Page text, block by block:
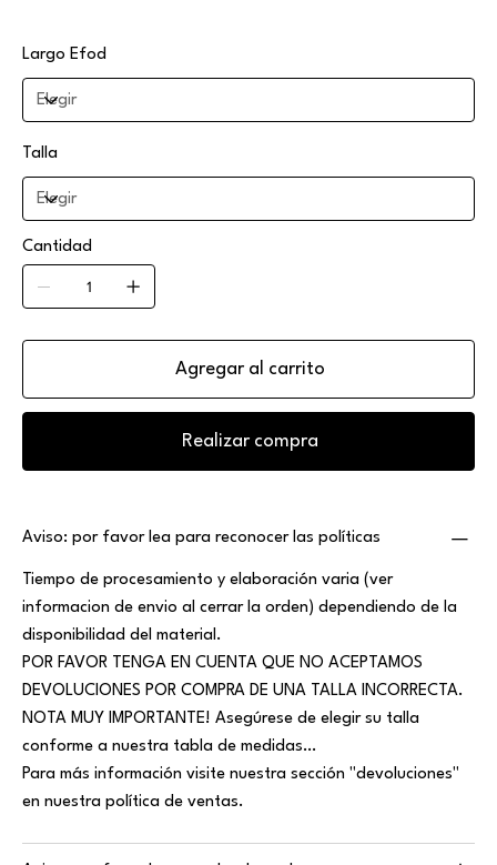
Largo Efod
Talla
Cantidad
Agregar al carrito
Realizar compra
Aviso: por favor lea para reconocer las políticas
Tiempo de procesamiento y elaboración varia (ver
informacion de envio al cerrar la orden) dependiendo de la
disponibilidad del material.
POR FAVOR TENGA EN CUENTA QUE NO ACEPTAMOS
DEVOLUCIONES POR COMPRA DE UNA TALLA INCORRECTA.
NOTA MUY IMPORTANTE! Asegúrese de elegir su talla
conforme a nuestra tabla de medidas…
Para más información visite nuestra sección "devoluciones"
en nuestra política de ventas.